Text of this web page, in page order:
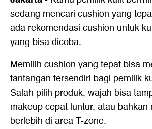
sedang mencari cushion yang
ada rekomendasi cushion untuk
yang bisa dicoba.
Memilih cushion yang tepat bisa
tantangan tersendiri bagi pemilik
Salah pilih produk, wajah bisa
makeup cepat luntur, atau bahkan
berlebih di area T-zone.